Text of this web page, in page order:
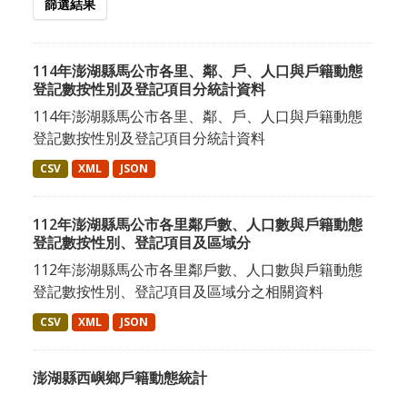
篩選結果
114年澎湖縣馬公市各里、鄰、戶、人口與戶籍動態
登記數按性別及登記項目分統計資料
114年澎湖縣馬公市各里、鄰、戶、人口與戶籍動態
登記數按性別及登記項目分統計資料
CSV XML JSON
112年澎湖縣馬公市各里鄰戶數、人口數與戶籍動態
登記數按性別、登記項目及區域分
112年澎湖縣馬公市各里鄰戶數、人口數與戶籍動態
登記數按性別、登記項目及區域分之相關資料
CSV XML JSON
澎湖縣西嶼鄉戶籍動態統計